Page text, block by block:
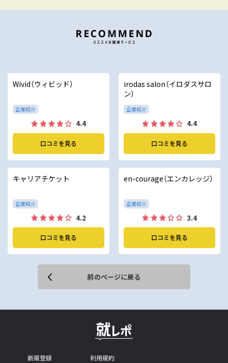
Wivid（ウィビッド）
企業紹介
4.4
口コミを見る
irodas salon（イロダスサロ
ン）
企業紹介
4.4
口コミを見る
キャリアチケット
企業紹介
4.2
口コミを見る
en-courage（エンカレッジ）
企業紹介
3.4
口コミを見る
前のページに戻る
新規登録 利用規約